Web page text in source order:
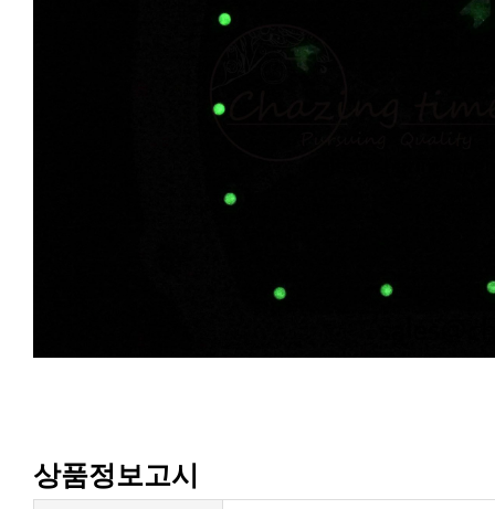
상품정보고시